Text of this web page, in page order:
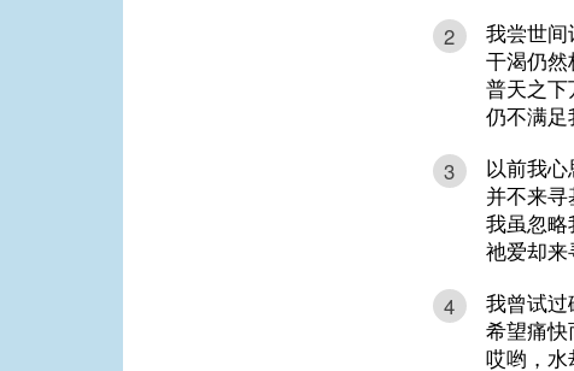
2
我尝世间
干渴仍然
普天之下
仍不满足
3
以前我心
并不来寻
我虽忽略
祂爱却来
4
我曾试过
希望痛快
哎哟，水